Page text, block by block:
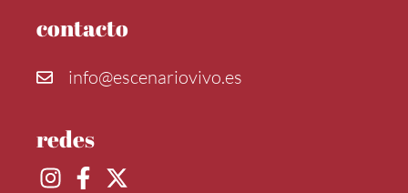
contacto
info@escenariovivo.es
redes